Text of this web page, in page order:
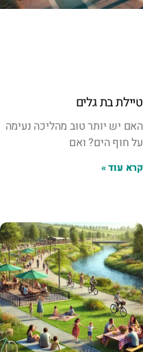
טיילת בת גלים
האם יש יותר טוב מהליכה נעימה
על חוף הים? ואם
קרא עוד »